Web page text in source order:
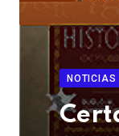
NOTICIAS